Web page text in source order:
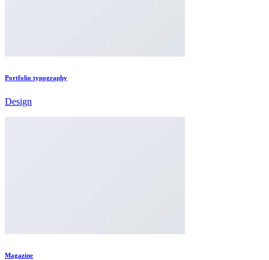
Portfolio typography
Design
Magazine